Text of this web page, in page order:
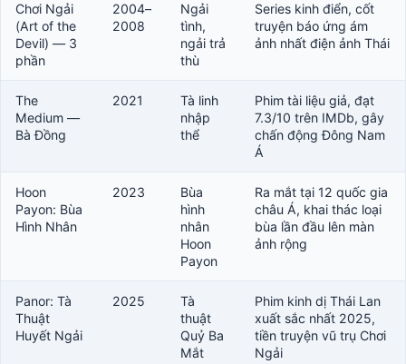
Chơi Ngải
(Art of the
Devil) — 3
phần
2004–
2008
Ngải
tình,
ngải trả
thù
Series kinh điển, cốt
truyện báo ứng ám
ảnh nhất điện ảnh Thái
The
Medium —
Bà Đồng
2021
Tà linh
nhập
thể
Phim tài liệu giả, đạt
7.3/10 trên IMDb, gây
chấn động Đông Nam
Á
Hoon
Payon: Bùa
Hình Nhân
2023
Bùa
hình
nhân
Hoon
Payon
Ra mắt tại 12 quốc gia
châu Á, khai thác loại
bùa lần đầu lên màn
ảnh rộng
Panor: Tà
Thuật
Huyết Ngải
2025
Tà
thuật
Quỷ Ba
Mắt
Phim kinh dị Thái Lan
xuất sắc nhất 2025,
tiền truyện vũ trụ Chơi
Ngải